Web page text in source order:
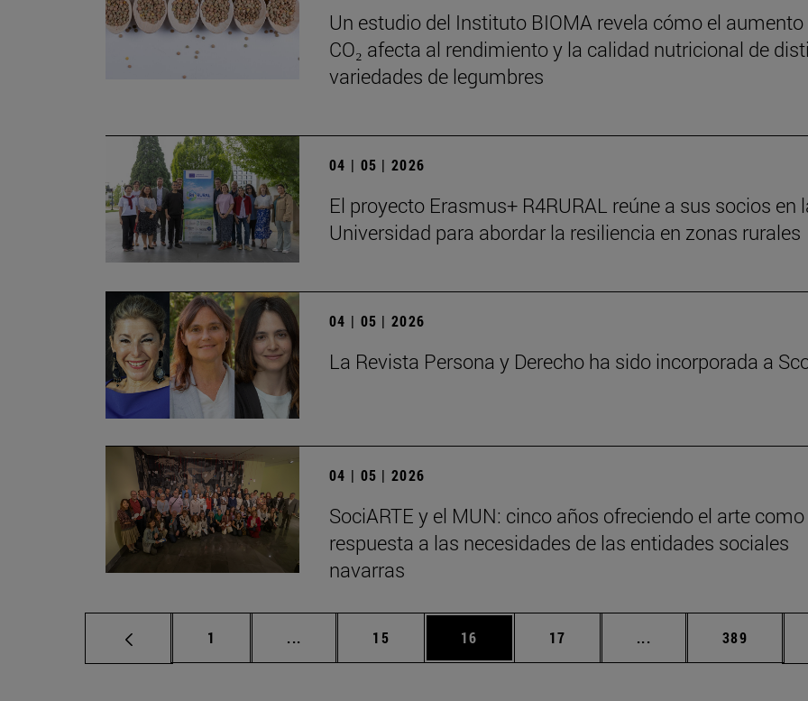
Un estudio del Instituto BIOMA revela cómo el aumento
CO₂ afecta al rendimiento y la calidad nutricional de
variedades de legumbres
04 | 05 | 2026
El proyecto Erasmus+ R4RURAL reúne a sus socios en
Universidad para abordar la resiliencia en zonas rurales
04 | 05 | 2026
La Revista Persona y Derecho ha sido incorporada a
04 | 05 | 2026
SociARTE y el MUN: cinco años ofreciendo el arte como
respuesta a las necesidades de las entidades sociales
navarras
Página
1 ... Páginas intermedias Use TAB para desplazarse.
Página
15 Página
16 Página
17 ... Páginas intermedias
Página
389